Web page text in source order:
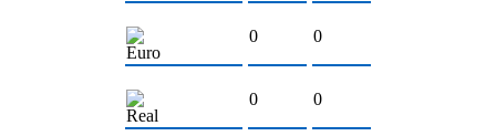
Euro
0 0
Real
0 0